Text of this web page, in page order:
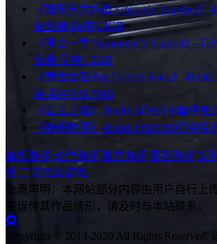
《独轮车大作战 Unicycle Together》
免安装-简中2.3GB
《神之一手 Summoner's Gambit》-
安装-简中1.0GB
《黄金巨石 Big Golden Rock》-Build
装-简中148.7MB
《君王之塔》-Build 24596638官中免
《维修物语》-Build 24593369官中
单机游戏 动作游戏 独立游戏 冒险游戏 策
戏 二次元类游戏
免责声明：本网站部分内容由用户自行上
在误传其作品情形，请及时与本站联系。
Copyright © 2013-2020 All Rights Reserved.